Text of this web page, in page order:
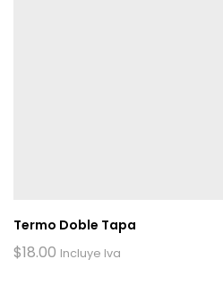
Termo Doble Tapa
$18.00 Incluye Iva